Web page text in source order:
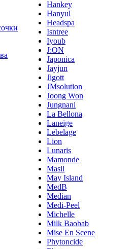
Hankey
Hanyul
Headspa
Isntree
Iyoub
J:ON
Japonica
Jayjun
Jigott
JMsolution
Joong Won
Jungnani
La Bellona
Laneige
Lebelage
Lion
Lunaris
Mamonde
Masil
May Island
MedB
Median
Medi-Peel
Michelle
Milk Baobab
Mise En Scene
Phytoncide